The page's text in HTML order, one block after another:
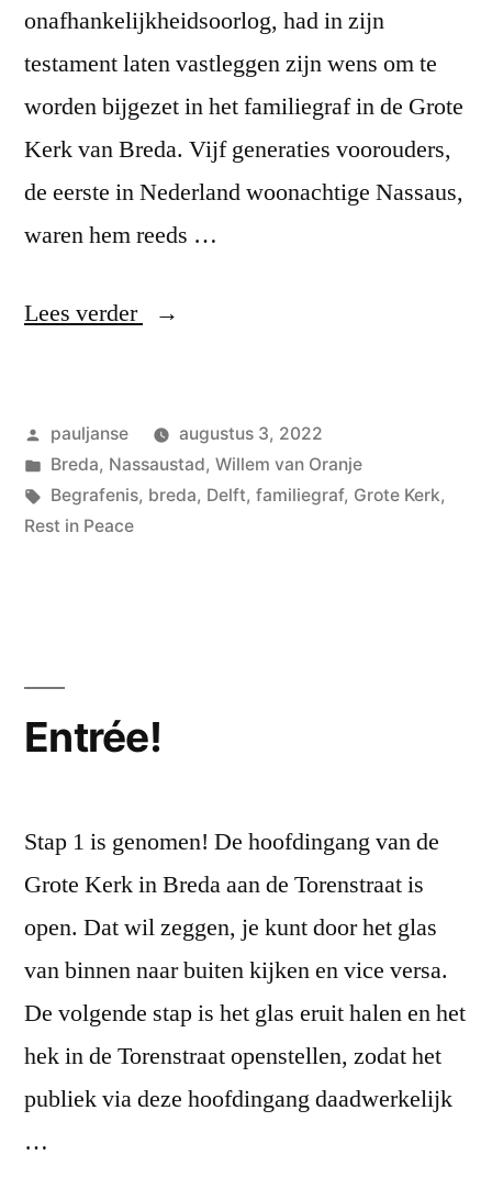
onafhankelijkheidsoorlog, had in zijn
testament laten vastleggen zijn wens om te
worden bijgezet in het familiegraf in de Grote
Kerk van Breda. Vijf generaties voorouders,
de eerste in Nederland woonachtige Nassaus,
waren hem reeds …
Lees verder
“Familiegraf
Geplaatst
door
pauljanse
augustus 3, 2022
Geplaatst
in
Breda, Nassaustad, Willem van Oranje
Tags:
Begrafenis, breda, Delft, familiegraf, Grote Kerk,
Rest in Peace
Entrée!
Stap 1 is genomen! De hoofdingang van de
Grote Kerk in Breda aan de Torenstraat is
open. Dat wil zeggen, je kunt door het glas
van binnen naar buiten kijken en vice versa.
De volgende stap is het glas eruit halen en het
hek in de Torenstraat openstellen, zodat het
publiek via deze hoofdingang daadwerkelijk
…